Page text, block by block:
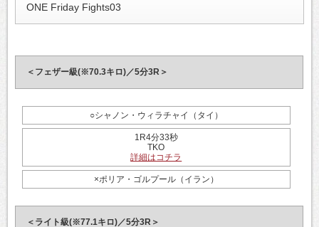
ONE Friday Fights03
＜フェザー級(※70.3キロ)／5分3R＞
○シャノン・ウィラチャイ（タイ）
1R4分33秒
TKO
詳細はコチラ
×ポリア・ゴルプール（イラン）
＜ライト級(※77.1キロ)／5分3R＞